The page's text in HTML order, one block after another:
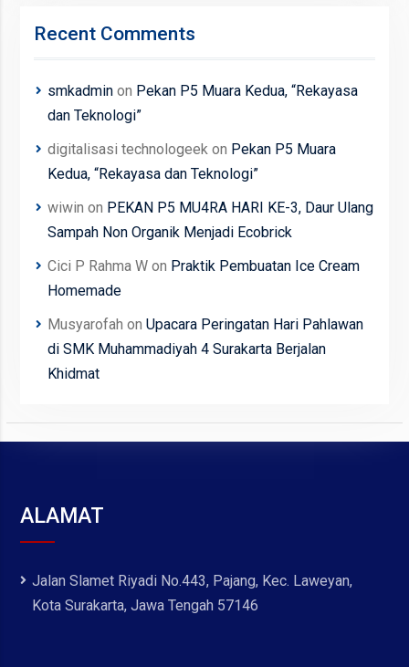
Recent Comments
smkadminon Pekan P5 Muara Kedua, “Rekayasa
dan Teknologi”
digitalisasi technologeek on Pekan P5 Muara
Kedua, “Rekayasa dan Teknologi”
wiwin on PEKAN P5 MU4RA HARI KE-3, Daur Ulang
Sampah Non Organik Menjadi Ecobrick
Cici P Rahma Won Praktik Pembuatan Ice Cream
Homemade
Musyarofah on Upacara Peringatan Hari Pahlawan
di SMK Muhammadiyah 4 Surakarta Berjalan
Khidmat
ALAMAT
Jalan Slamet Riyadi No.443, Pajang, Kec. Laweyan,
Kota Surakarta, Jawa Tengah 57146